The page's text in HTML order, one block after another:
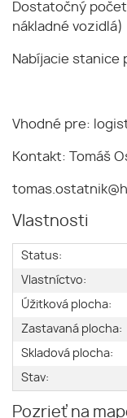
Dostatočný
nákladné vozidlá)
Nabíjacie stanice
Vhodné pre:
Kontakt: Tomáš
Vlastnosti
Status:
Vlastníctvo:
Úžitková plocha:
Zastavaná plocha:
Skladová plocha:
Stav:
Pozrieť na